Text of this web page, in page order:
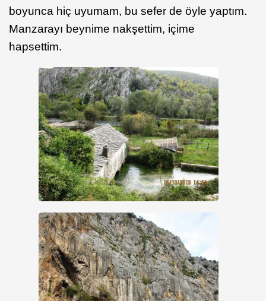
boyunca hiç uyumam, bu sefer de öyle yaptım.
Manzarayı beynime nakşettim, içime
hapsettim.